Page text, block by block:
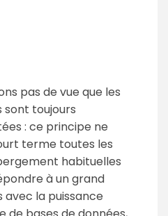
pas de vue que les
sont toujours
: ce principe ne
terme toutes les
habituelles
à un grand
la puissance